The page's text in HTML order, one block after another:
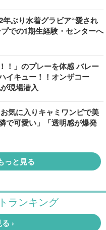
ぶり水着グラビア“愛され
での1期生経験・センターへ
！」のプレーを体感 バレー
イキュー！！オンザコー
現場潜入
気に入りキャミワンピで美
で可愛い」「透明感が爆発
っと見る